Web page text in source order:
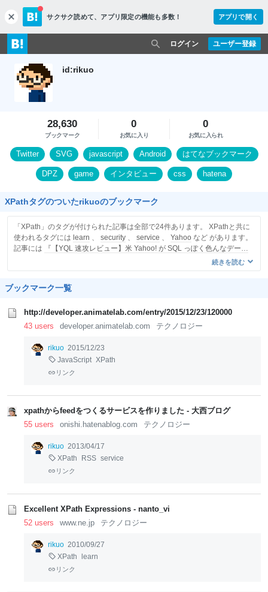
c
l
o
s
サクサク読めて、 アプリ限定の機能も多数！ アプリで開く
ユーザー登録
ログイン
id:rikuo
28,630
ブックマーク
0
お気に入り
0
お気に入られ
Twitter SVG javascript Android はてなブックマーク
DPZ game インタビュー css hatena
XPathタグのついたrikuoのブックマーク
「XPath」のタグが付けられた記事は全部で24件あります。 XPathと共に
使われるタグには learn 、 security 、 service 、 Yahoo
記事には
『【YQL 速攻レビュー】米 Yahoo! が SQL っぽく色んなデータ
続きを読む
ブックマーク一覧
http://developer.animatelab.com/entry/2015/12/23/120000
43 users
developer.animatelab.com テクノロジー
rikuo 2015/12/23
JavaScript XPath
リンク
xpathからfeedをつくるサービスを作りました - 大西ブログ
55 users
onishi.hatenablog.com テクノロジー
rikuo 2013/04/17
XPath
RSS service
リンク
Excellent XPath Expressions - nanto_vi
52 users
www.ne.jp テクノロジー
rikuo 2010/09/27
XPath
learn
リンク